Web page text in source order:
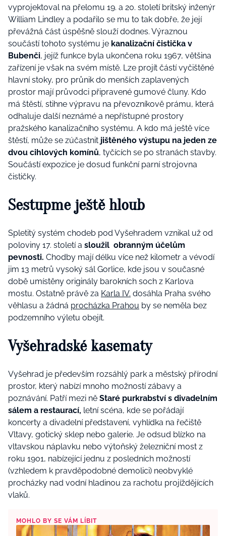
vyprojektoval na přelomu 19. a 20. století britský inženýr
William Lindley a podařilo se mu to tak dobře, že její
převážná část úspěšně slouží dodnes. Výraznou
součástí tohoto systému je kanalizační čistička v
Bubenči, jejíž funkce byla ukončena roku 1967, většina
zařízení je však na svém místě. Lze projít částí vyčištěné
hlavní stoky, pro průnik do menších zaplavených
prostor mají průvodci připravené gumové čluny. Kdo
má štěstí, stihne výpravu na převozníkově prámu, která
odhaluje další neznámé a nepřístupné prostory
pražského kanalizačního systému. A kdo má ještě více
štěstí, může se zúčastnit jištěného výstupu na jeden ze
dvou cihlových komínů, tyčících se po stranách stavby.
Součástí expozice je dosud funkční parní strojovna
čističky.
Sestupme ještě hloub
Spletitý systém chodeb pod Vyšehradem vznikal už od
poloviny 17. století a sloužil obranným účelům
pevnosti. Chodby mají délku více než kilometr a vévodí
jim 13 metrů vysoký sál Gorlice, kde jsou v současné
době umístěny originály barokních soch z Karlova
mostu. Ostatně právě za Karla IV. dosáhla Praha svého
věhlasu a žádná procházka Prahou by se neměla bez
podzemního výletu obejít.
Vyšehradské kasematy
Vyšehrad je především rozsáhlý park a městský přírodní
prostor, který nabízí mnoho možností zábavy a
poznávání. Patří mezi ně Staré purkrabství s divadelním
sálem a restaurací, letní scéna, kde se pořádají
koncerty a divadelní představení, vyhlídka na řečiště
Vltavy, gotický sklep nebo galerie. Je odsud blízko na
vltavskou náplavku nebo výtoňský železniční most z
roku 1901, nabízející jednu z posledních možností
(vzhledem k pravděpodobné demolici) neobvyklé
procházky nad vodní hladinou za rachotu projíždějících
vlaků.
MOHLO BY SE VÁM LÍBIT